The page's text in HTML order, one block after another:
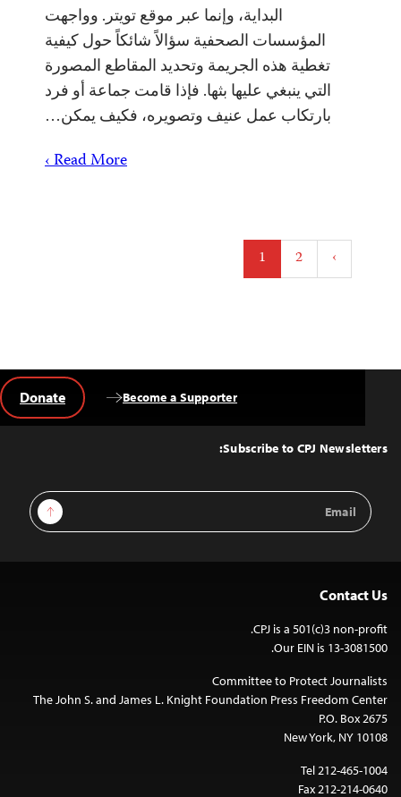
البداية، وإنما عبر موقع تويتر. وواجهت
المؤسسات الصحفية سؤالاً شائكاً حول كيفية
تغطية هذه الجريمة وتحديد المقاطع المصورة
التي ينبغي عليها بثها. فإذا قامت جماعة أو فرد
بارتكاب عمل عنيف وتصويره، فكيف يمكن…
Read More ›
Posts
pagination
1 2 ›
Top
Subscribe to CPJ Newsletters:
Email
Address
Sign Up
Become a Supporter
Donate
Contact Us
CPJ is a 501(c)3 non-profit.
Our EIN is 13-3081500.
Committee to Protect Journalists
The John S. and James L. Knight Foundation Press Freedom Center
P.O. Box 2675
New York, NY 10108
Tel 212-465-1004
Fax 212-214-0640